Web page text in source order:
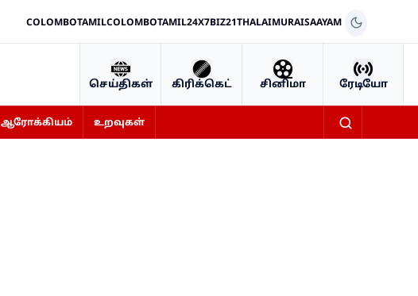
COLOMBOTAMILCOLOMBOTAMIL24X7BIZ21THALAIMURAISAAYAM
செய்திகள் கிரிக்கெட் சினிமா ரேடியோ
ஆரோக்கியம் உறவுகள்